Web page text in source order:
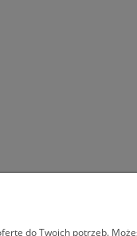
do Twoich potrzeb.